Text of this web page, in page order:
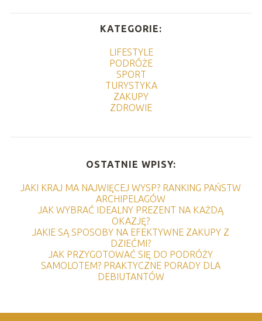
KATEGORIE:
LIFESTYLE
PODRÓŻE
SPORT
TURYSTYKA
ZAKUPY
ZDROWIE
OSTATNIE WPISY:
JAKI KRAJ MA NAJWIĘCEJ WYSP? RANKING PAŃSTW
ARCHIPELAGÓW
JAK WYBRAĆ IDEALNY PREZENT NA KAŻDĄ
OKAZJĘ?
JAKIE SĄ SPOSOBY NA EFEKTYWNE ZAKUPY Z
DZIEĆMI?
JAK PRZYGOTOWAĆ SIĘ DO PODRÓŻY
SAMOLOTEM? PRAKTYCZNE PORADY DLA
DEBIUTANTÓW